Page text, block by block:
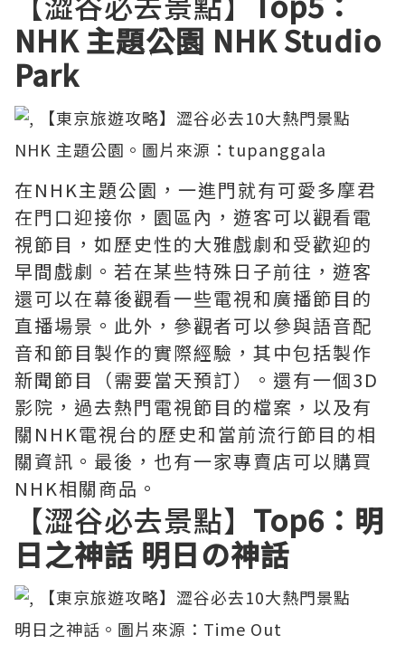
NHK 主題公園 NHK Studio
Park
NHK 主題公園。圖片來源： tupanggala
在NHK主題公園，一進門就有可愛多摩君
在門口迎接你，園區內，遊客可以觀看電
視節目，如歷史性的大雅戲劇和受歡迎的
早間戲劇。若在某些特殊日子前往，遊客
還可以在幕後觀看一些電視和廣播節目的
直播場景。此外，參觀者可以參與語音配
音和節目製作的實際經驗，其中包括製作
新聞節目（需要當天預訂）。還有一個3D
影院，過去熱門電視節目的檔案，以及有
關NHK電視台的歷史和當前流行節目的相
關資訊。最後，也有一家專賣店可以購買
NHK相關商品。
【澀谷必去景點】 Top6：明
日之神話 明日の神話
明日之神話。圖片來源： Time Out